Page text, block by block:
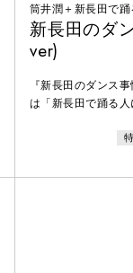
筒井潤＋新長田で踊
新長田のダ
ver)
『新長田のダンス
は「新長田で踊る
ューを基盤に、数
サーチと実践を往
3名の演出家、振付